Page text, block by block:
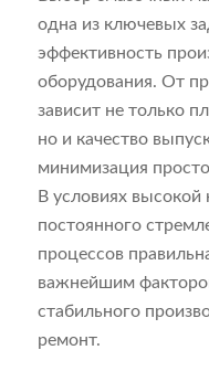
одна из ключевых
эффективность
оборудования. От
зависит не только
но и качество
минимизация
В условиях
постоянного
процессов
важнейшим
стабильного
ремонт.